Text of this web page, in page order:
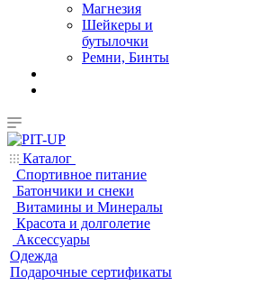
Магнезия
Шейкеры и
бутылочки
Ремни, Бинты
Каталог
Спортивное питание
Батончики и снеки
Витамины и Минералы
Красота и долголетие
Аксессуары
Одежда
Подарочные сертификаты